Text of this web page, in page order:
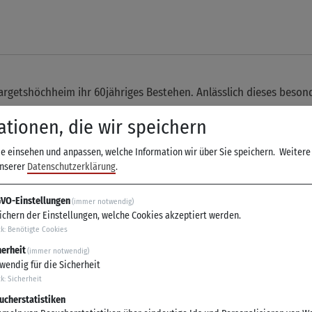
ihr 60jähriges Bestehen. Anlässlich dieses
Umrahmung durch den Musikverein Veitshöchheim
Angeboten während des Festbetriebes: Große
die wir speichern
einsehen und anpassen, welche Information wir über Sie speichern.
Datenschutzerklärung.
Einstellungen(immer notwendig)
der Einstellungen, welche Cookies akzeptiert werden.
: Benötigte Cookies
(immer notwendig)
für die Sicherheit
: Sicherheit